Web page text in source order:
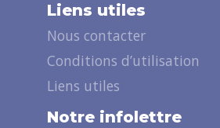
Liens utiles
Nous contacter
Conditions d’utilisation
Liens utiles
Notre infolettre